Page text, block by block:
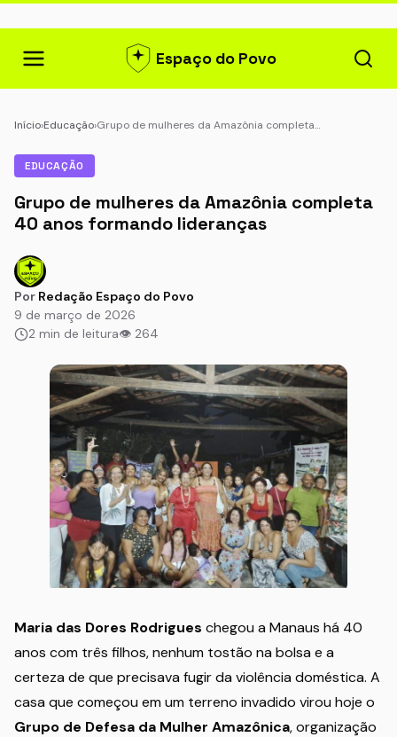
Espaço do Povo
Início›Educação›Grupo de mulheres da Amazônia completa…
EDUCAÇÃO
Grupo de mulheres da Amazônia completa
40 anos formando lideranças
Por Redação Espaço do Povo
9 de março de 2026
2 min de leitura👁 264
Maria das Dores Rodrigues chegou a Manaus há 40
anos com três filhos, nenhum tostão na bolsa e a
certeza de que precisava fugir da violência doméstica. A
casa que começou em um terreno invadido virou hoje o
Grupo de Defesa da Mulher Amazônica, organização